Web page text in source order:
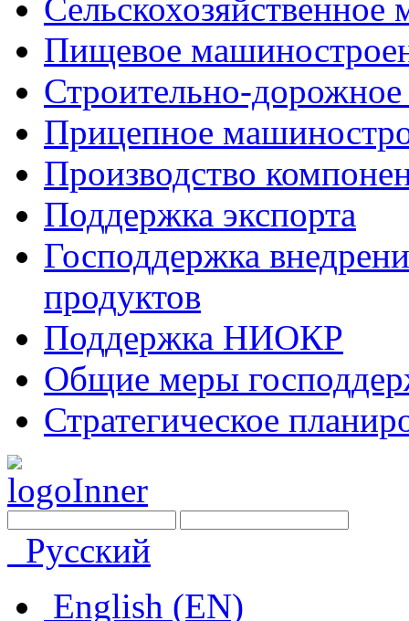
Пищевое
Строительно-
Прицепное
Производство
Поддержка экспорта
Господдержка
продуктов
Поддержка НИОКР
Общие меры
Стратегическое
Русский
English (EN)